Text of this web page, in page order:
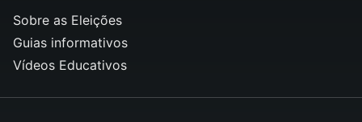
Sobre as Eleições
Guias informativos
Vídeos Educativos